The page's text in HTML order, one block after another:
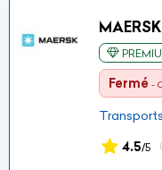
Fermé -
4.5/5